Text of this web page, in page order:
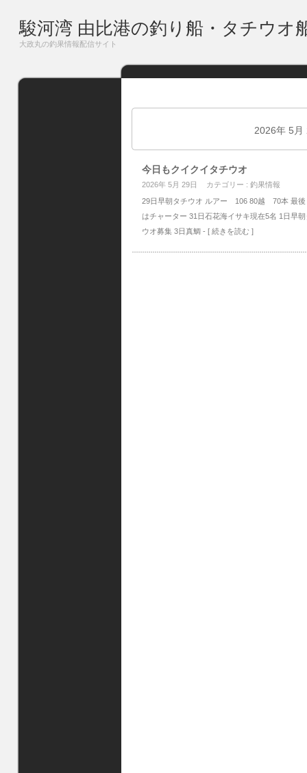
駿河湾 由比港の釣り船・タチウオ
大政丸の釣果情報配信サイト
2026年 5月
今日もクイクイタチウオ
2026年 5月 29日 カテゴリー : 釣果情報
29日早朝タチウオ ルアー 106 80越 70本 最後
はチャーター 31日石花海イサキ現在5名 1日早
ウオ募集 3日真鯛 - [ 続きを読む ]